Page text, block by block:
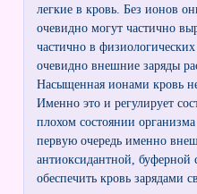
легкие в кровь. Без ионов
очевидно могут частично
частично в
очевидно внешние заряды
Насыщенная ионами кровь
Именно это и регулирует
плохом состоянии
первую очередь именно
антиоксидантной,
обеспечить кровь зарядами